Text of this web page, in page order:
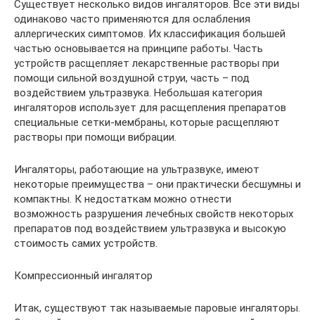
Существует несколько видов ингаляторов. Все эти виды
одинаково часто применяются для ослабления
аллергических симптомов. Их классификация большей
частью основывается на принципе работы. Часть
устройств расщепляет лекарственные растворы при
помощи сильной воздушной струи, часть – под
воздействием ультразвука. Небольшая категория
ингаляторов использует для расщепления препаратов
специальные сетки-мембраны, которые расщепляют
растворы при помощи вибрации.
Ингаляторы, работающие на ультразвуке, имеют
некоторые преимущества – они практически бесшумны и
компактны. К недостаткам можно отнести
возможность разрушения лечебных свойств некоторых
препаратов под воздействием ультразвука и высокую
стоимость самих устройств.
Компрессионный ингалятор
Итак, существуют так называемые паровые ингаляторы.